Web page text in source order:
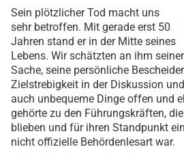
Sein plötzlicher Tod macht uns
sehr betroffen. Mit gerade erst 50
Jahren stand er in der Mitte seines
Lebens. Wir schätzten an ihm
Sache, seine persönliche
Zielstrebigkeit in der Diskussion
auch unbequeme Dinge offen und
gehörte zu den Führungskräften,
blieben und für ihren Standpunkt
nicht offizielle Behördenlesart war.